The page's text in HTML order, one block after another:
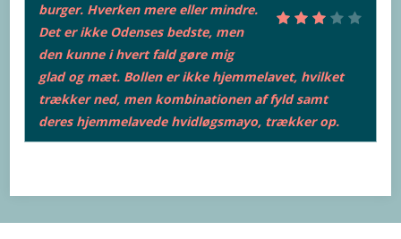
burger. Hverken mere eller mindre.
Det er ikke Odenses bedste, men
den kunne i hvert fald gøre mig
glad og mæt. Bollen er ikke hjemmelavet, hvilket
trækker ned, men kombinationen af fyld samt
deres hjemmelavede hvidløgsmayo, trækker op.